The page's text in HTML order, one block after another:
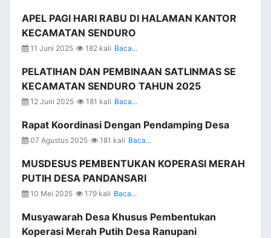
APEL PAGI HARI RABU DI HALAMAN KANTOR
KECAMATAN SENDURO
11 Juni 2025 182 kali Baca...
PELATIHAN DAN PEMBINAAN SATLINMAS SE
KECAMATAN SENDURO TAHUN 2025
12 Juni 2025 181 kali Baca...
Rapat Koordinasi Dengan Pendamping Desa
07 Agustus 2025 181 kali Baca...
MUSDESUS PEMBENTUKAN KOPERASI MERAH
PUTIH DESA PANDANSARI
10 Mei 2025 179 kali Baca...
Musyawarah Desa Khusus Pembentukan
Koperasi Merah Putih Desa Ranupani